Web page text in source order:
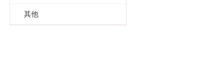
其他